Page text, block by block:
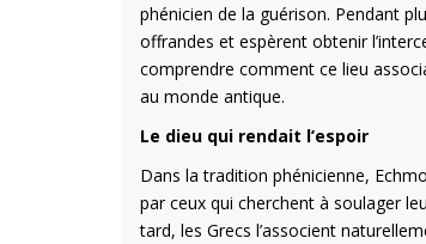
phénicien de la guérison. Pendant
offrandes et espèrent obtenir
comprendre comment ce lieu
au monde antique.
Le dieu qui rendait l’espoir
Dans la tradition phénicienne,
par ceux qui cherchent à soulager
tard, les Grecs l’associent